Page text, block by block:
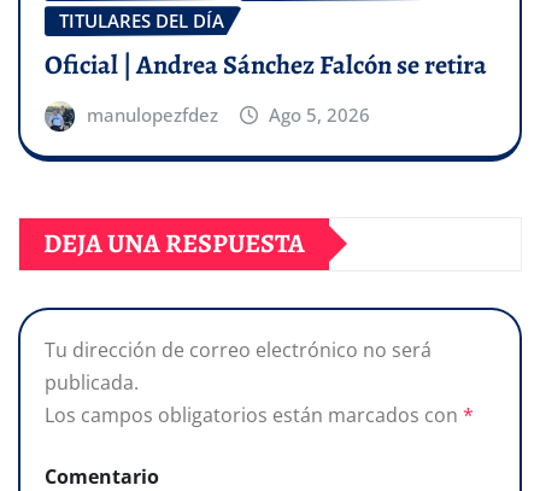
TITULARES DEL DÍA
Oficial | Andrea Sánchez Falcón se retira
manulopezfdez Ago 5, 2026
DEJA UNA RESPUESTA
Tu dirección de correo electrónico no será
publicada.
Los campos obligatorios están marcados con *
Comentario